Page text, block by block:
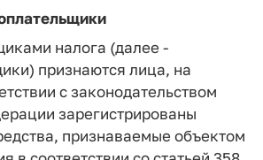
налога (далее -
признаются лица, на
с законодательством
зарегистрированы
признаваемые объектом